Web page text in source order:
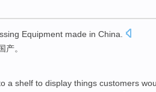
Equipment made in China
产。
a shelf to display things customers